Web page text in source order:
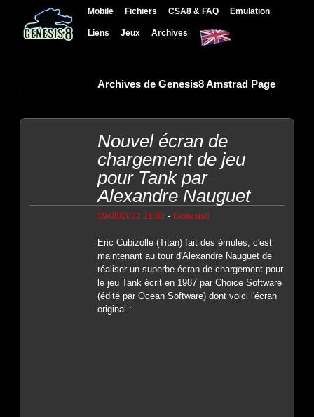
Mobile Fichiers CSA8 & FAQ Emulation
Liens Jeux Archives
Archives de Genesis8 Amstrad Page
Nouvel écran de
chargement de jeu
pour Tank par
Alexandre Nauguet
19/08/2022 21:08 - Genesis8
Eric Cubizolle (Titan) fait des émules, c'est
maintenant au tour d'Alexandre Nauguet de
réaliser un superbe écran de chargement pour
le jeu Tank écrit en 1987 par Choice Software
(édité par Ocean Software) dont voici l'écran
original :